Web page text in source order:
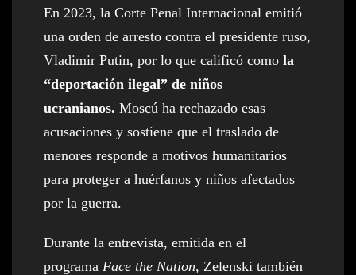
En 2023, la Corte Penal Internacional emitió
una orden de arresto contra el presidente ruso,
Vladimir Putin, por lo que calificó como la
“deportación ilegal” de niños
ucranianos. Moscú ha rechazado esas
acusaciones y sostiene que el traslado de
menores responde a motivos humanitarios
para proteger a huérfanos y niños afectados
por la guerra.
Durante la entrevista, emitida en el
programa Face the Nation, Zelenski también